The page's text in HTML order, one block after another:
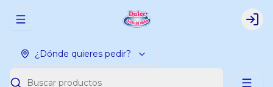
Abrir menu de navegación
¿Dónde quieres pedir?
Buscar productos